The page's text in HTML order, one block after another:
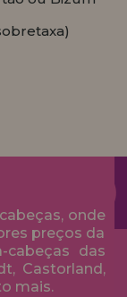
onde
preços da
das
Castorland,
mais.